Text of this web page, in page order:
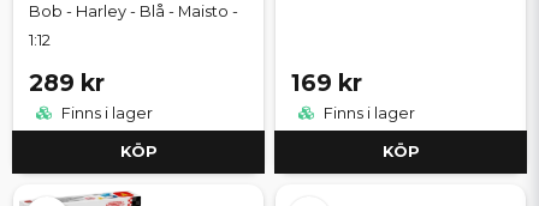
Bob - Harley - Blå - Maisto -
1:12
289 kr
Finns i lager
KÖP
169 kr
Finns i lager
KÖP